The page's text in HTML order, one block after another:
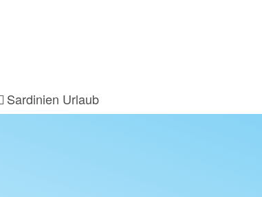
Sardinien Urlaub